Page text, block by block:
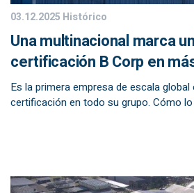
03.12.2025 Histórico
Una multinacional marca
certificación B Corp en
Es la primera empresa de escala
certificación en todo su grupo. Cómo